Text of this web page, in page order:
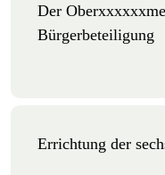
Der
Bürgerbeteiligung
Errichtung der